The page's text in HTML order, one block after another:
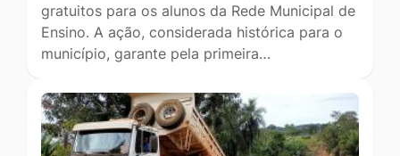
gratuitos para os alunos da Rede Municipal de
Ensino. A ação, considerada histórica para o
município, garante pela primeira…